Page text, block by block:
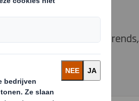
ontdek niet alleen de trends,
spelen.
Achternaam